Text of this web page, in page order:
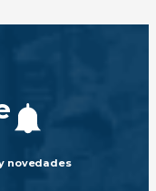
novedades